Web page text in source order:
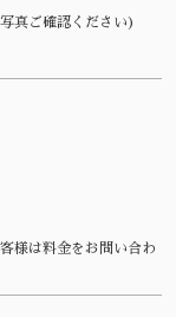
真ご確認ください)
様は料金をお問い合わ